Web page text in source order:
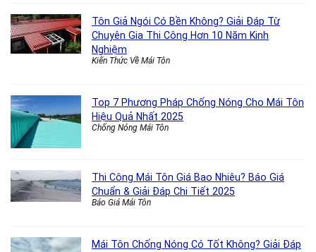
Tôn Giả Ngói Có Bền Không? Giải Đáp Từ
Chuyên Gia Thi Công Hơn 10 Năm Kinh
Nghiệm
Kiến Thức Về Mái Tôn
Top 7 Phương Pháp Chống Nóng Cho Mái Tôn
Hiệu Quả Nhất 2025
Chống Nóng Mái Tôn
Thi Công Mái Tôn Giá Bao Nhiêu? Báo Giá
Chuẩn & Giải Đáp Chi Tiết 2025
Báo Giá Mái Tôn
Mái Tôn Chống Nóng Có Tốt Không? Giải Đáp